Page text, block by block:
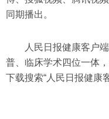
同期播出。
人民日报健康客户
普、临床学术四位一体
下载搜索“人民日报健康